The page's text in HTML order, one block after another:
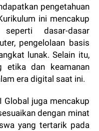
pengetahuan
ini mencakup
dasar-dasar
pengelolaan basis
lunak. Selain itu,
etika dan keamanan
era digital saat ini.
Global juga mencakup
dengan minat
yang tertarik pada